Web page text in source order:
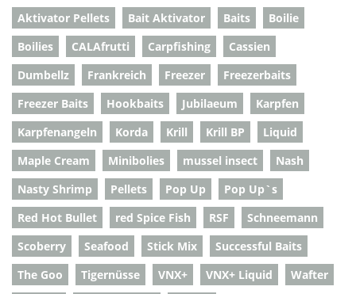
Aktivator Pellets Bait Aktivator Baits
Boilie
Boilies
CALAfrutti Carpfishing
Cassien
Dumbellz
Frankreich Freezer
Freezerbaits
Freezer Baits
Hookbaits Jubilaeum
Karpfen
Karpfenangeln
Korda Krill Krill BP
Liquid
Maple Cream
Minibolies mussel insect
Nash
Nasty Shrimp
Pellets Pop Up
Pop Up`s
Red Hot Bullet
red Spice Fish RSF
Schneemann
Scoberry
Seafood Stick Mix
Successful Baits
The Goo
Tigernüsse VNX+ VNX+ Liquid
Wafter